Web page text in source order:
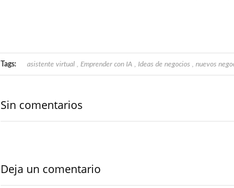
Tags: asistente virtual Emprender con IA Ideas de negocios nuevos
Sin comentarios
Deja un comentario